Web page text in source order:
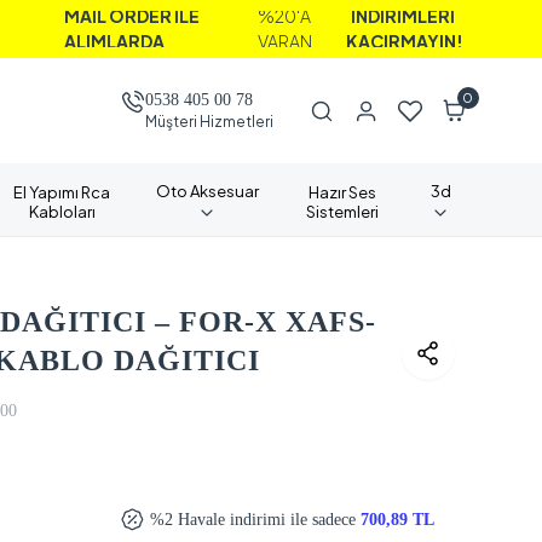
ORDER İLE
%20'A
İNDİRİMLERİ
KAÇIRMAYIN!
0538 405 00 78
Müşteri Hizmetleri
0
El Yapımı Rca
Kabloları
Oto Aksesuar
Hazır Ses
Sistemleri
3d
– FOR-X XAFS-
DAĞITICI
%2 Havale indirimi ile sadece700,89 TL